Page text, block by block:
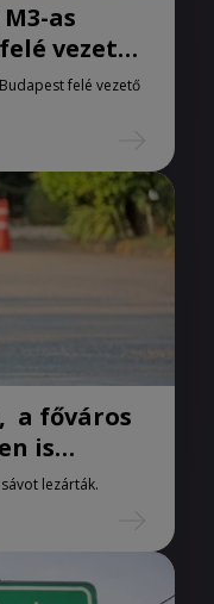
as
vezető
felé vezető
a főváros
is
lezárták.